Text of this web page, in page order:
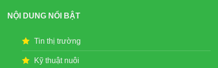
NỘI DUNG NỔI BẬT
Tin thị trường
Kỹ thuật nuôi